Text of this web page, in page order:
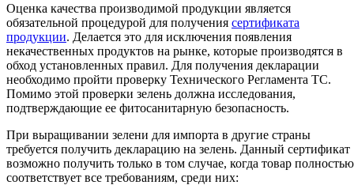
Оценка качества производимой продукции является
обязательной процедурой для получения сертификата
продукции. Делается это для исключения появления
некачественных продуктов на рынке, которые производятся в
обход установленных правил. Для получения декларации
необходимо пройти проверку Технического Регламента ТС.
Помимо этой проверки зелень должна исследования,
подтверждающие ее фитосанитарную безопасность.
При выращивании зелени для импорта в другие страны
требуется получить декларацию на зелень. Данный сертификат
возможно получить только в том случае, когда товар полностью
соответствует все требованиям, среди них: